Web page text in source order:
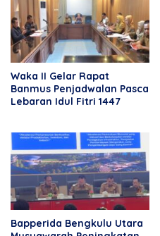
Waka II Gelar Rapat
Banmus Penjadwalan Pasca
Lebaran Idul Fitri 1447
Bapperida Bengkulu Utara